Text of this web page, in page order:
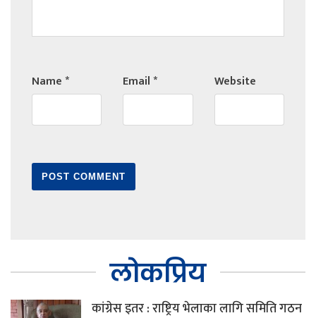
Name* Email* Website
लोकप्रिय
कांग्रेस इतर : राष्ट्रिय भेलाका लागि समिति गठन